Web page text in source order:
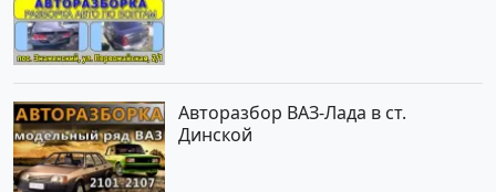
Авторазбор ВАЗ-Лада в ст.
Динской